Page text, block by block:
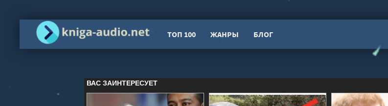
ТОП 100 ЖАНРЫ БЛОГ